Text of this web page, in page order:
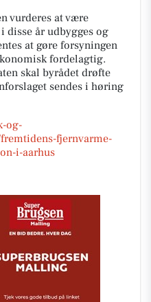
vurderes at være
disse år udbygges og
at gøre forsyningen
fordelagtig.
skal byrådet drøfte
sendes i høring
og-
fjernvarme-
i-aarhus